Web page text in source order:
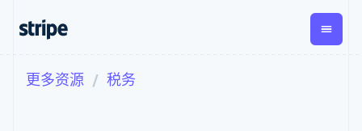
支付
按企业阶段
文档学习
更多资源 税务